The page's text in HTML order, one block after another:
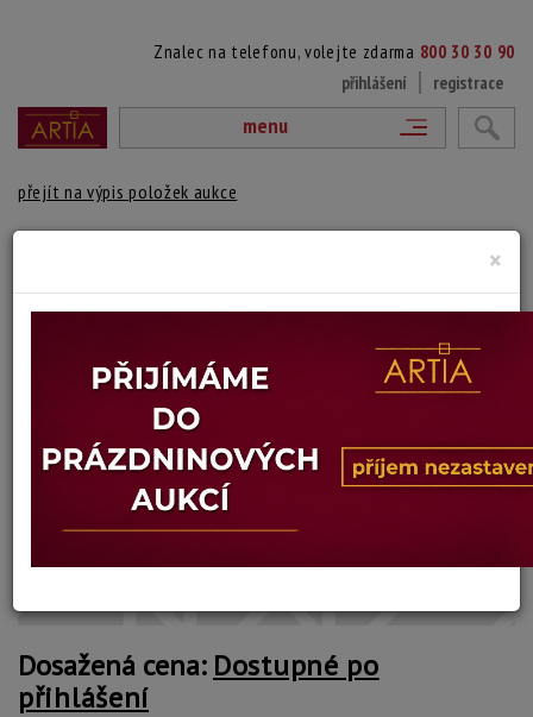
Znalec na telefonu, volejte zdarma 800 30 30 90
přihlášení
registrace
menu
přejít na výpis položek aukce
J.F. Dietrich
vydraženo
signováno vpravo dole, původní historický rám
Technika: olej na plátně
Šířka: 24 cm, výška: 30,5 cm, rámování: 50 x 44 cm
Dosažená cena: Dostupné po
přihlášení
×